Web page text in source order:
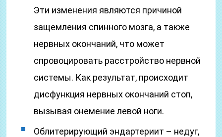
Эти изменения являются причиной
защемления спинного мозга, а также
нервных окончаний, что может
спровоцировать расстройство нервной
системы. Как результат, происходит
дисфункция нервных окончаний стоп,
вызывая онемение левой ноги.
Облитерирующий эндартериит – недуг,